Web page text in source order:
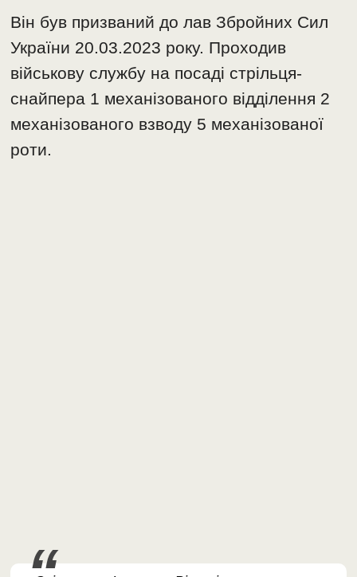
Він був призваний до лав Збройних Сил
України 20.03.2023 року. Проходив
військову службу на посаді стрільця-
снайпера 1 механізованого відділення 2
механізованого взводу 5 механізованої
роти.